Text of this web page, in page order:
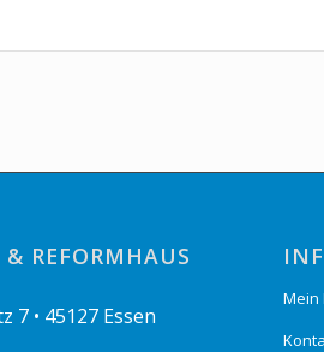
& REFORMHAUS
7 • 45127 Essen
Mein